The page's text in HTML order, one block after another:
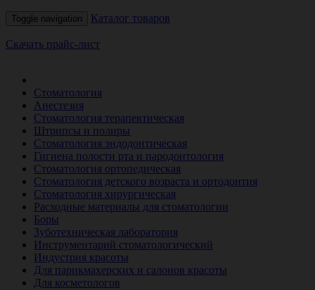
Toggle navigation Каталог товаров
Скачать прайс-лист
Стоматология
Анестезия
Стоматология терапевтическая
Штрипсы и полиры
Стоматология эндодонтическая
Гигиена полости рта и пародонтология
Стоматология ортопедическая
Стоматология детского возраста и ортодонтия
Стоматология хирургическая
Расходные материалы для стоматологии
Боры
Зуботехническая лаборатория
Инструментарий стоматологический
Индустрия красоты
Для парикмахерских и салонов красоты
Для косметологов